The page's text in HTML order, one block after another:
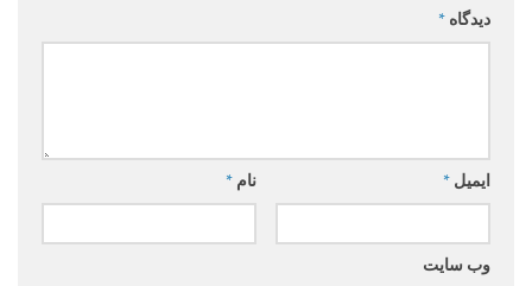
دیدگاه *
نام * ایمیل *
وب‌ سایت